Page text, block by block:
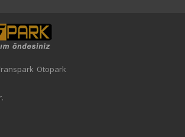
Otopark